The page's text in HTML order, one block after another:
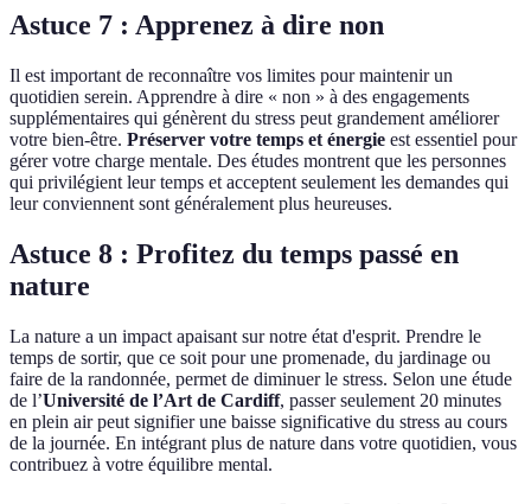
Astuce 7 : Apprenez à dire non
Il est important de reconnaître vos limites pour maintenir un
quotidien serein. Apprendre à dire « non » à des engagements
supplémentaires qui génèrent du stress peut grandement améliorer
votre bien-être. Préserver votre temps et énergie est essentiel pour
gérer votre charge mentale. Des études montrent que les personnes
qui privilégient leur temps et acceptent seulement les demandes qui
leur conviennent sont généralement plus heureuses.
Astuce 8 : Profitez du temps passé en
nature
La nature a un impact apaisant sur notre état d'esprit. Prendre le
temps de sortir, que ce soit pour une promenade, du jardinage ou
faire de la randonnée, permet de diminuer le stress. Selon une étude
de l’Université de l’Art de Cardiff, passer seulement 20 minutes
en plein air peut signifier une baisse significative du stress au cours
de la journée. En intégrant plus de nature dans votre quotidien, vous
contribuez à votre équilibre mental.